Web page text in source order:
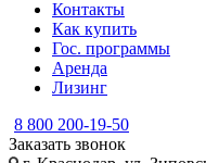
Контакты
Как купить
Гос. программы
Аренда
Лизинг
8 800 200-19-50
Заказать звонок